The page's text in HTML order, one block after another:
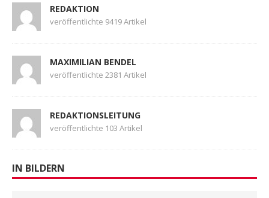
REDAKTION
veröffentlichte 9419 Artikel
MAXIMILIAN BENDEL
veröffentlichte 2381 Artikel
REDAKTIONSLEITUNG
veröffentlichte 103 Artikel
IN BILDERN